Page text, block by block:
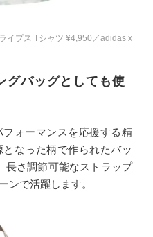
イプス Tシャツ ¥4,950／adidas x
グバッグとしても使
ォーマンスを応援する精
なった柄で作られたバッ
長さ調節可能なストラップ
ンで活躍します。